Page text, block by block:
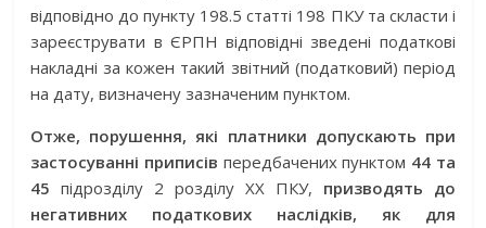
відповідно до пункту 198.5 статті 198 ПКУ та скласти і
зареєструвати в ЄРПН відповідні зведені податкові
накладні за кожен такий звітний (податковий) період
на дату, визначену зазначеним пунктом.
Отже, порушення, які платники допускають при
застосуванні приписів передбачених пунктом 44 та
45 підрозділу 2 розділу XX ПКУ, призводять до
негативних податкових наслідків, як для